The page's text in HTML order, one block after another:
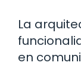
La
en